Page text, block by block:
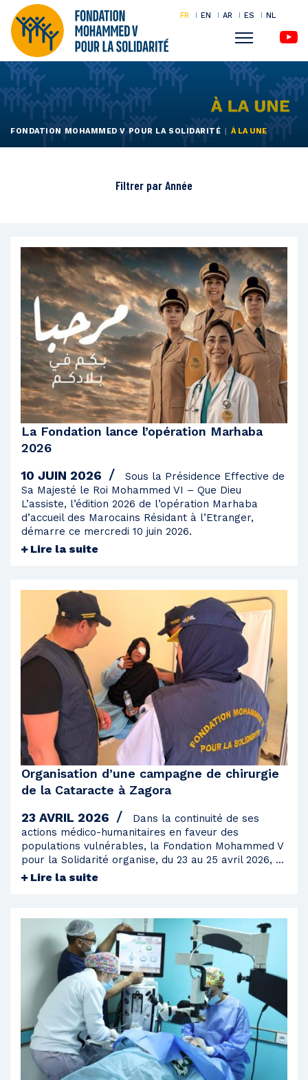
Aller
au
contenu
principal
FR EN AR ES NL
Menu
FONDATION MOHAMMED V POUR LA SOLIDARITÉ À LA UNE
Filtrer parAnnée
2025
2024
2023
2022
2021
2020
2019
2018
2017
2015
2014
2013
2010
2009
2008
La Fondation lance l’opération Marhaba
2026
10 JUIN 2026
Sous la Présidence Effective de
Sa Majesté le Roi Mohammed VI – Que Dieu
L’assiste, l’édition 2026 de l’opération Marhaba
d’accueil des Marocains Résidant à l’Etranger,
démarre ce mercredi 10 juin 2026.
Lire la suite
Organisation d’une campagne de chirurgie
de la Cataracte à Zagora
23 AVRIL 2026
Dans la continuité de ses
actions médico-humanitaires en faveur des
populations vulnérables, la Fondation Mohammed V
pour la Solidarité organise, du 23 au 25 avril 2026, ...
Lire la suite